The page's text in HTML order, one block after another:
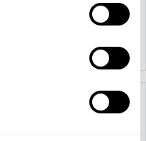
stehen für Genuss aus